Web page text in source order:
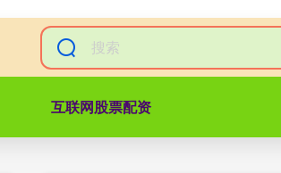
互联网股票配资